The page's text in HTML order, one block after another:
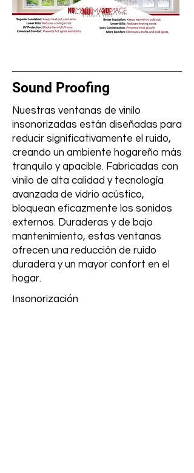
Sound Proofing
Nuestras ventanas de vinilo
insonorizadas están diseñadas para
reducir significativamente el ruido,
creando un ambiente hogareño más
tranquilo y apacible. Fabricadas con
vinilo de alta calidad y tecnología
avanzada de vidrio acústico,
bloquean eficazmente los sonidos
externos. Duraderas y de bajo
mantenimiento, estas ventanas
ofrecen una reducción de ruido
duradera y un mayor confort en el
hogar.
Insonorización